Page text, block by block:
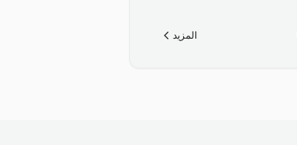
المزيد